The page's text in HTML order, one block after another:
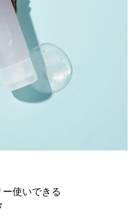
使いできる